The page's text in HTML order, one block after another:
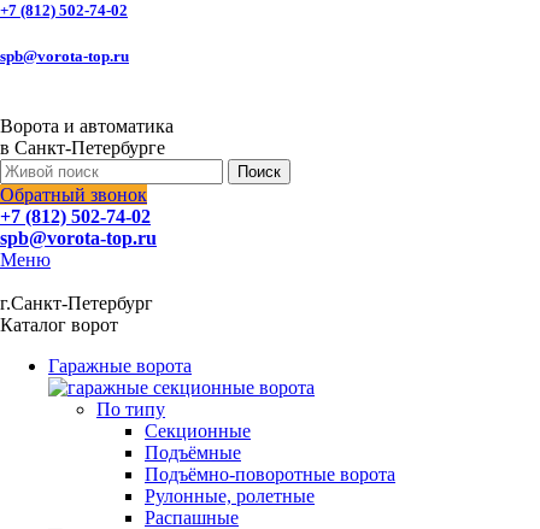
+7 (812) 502-74-02
spb@vorota-top.ru
Ворота и автоматика
в Санкт-Петербурге
Поиск
Обратный звонок
+7 (812) 502-74-02
spb@vorota-top.ru
Меню
г.Санкт-Петербург
Каталог ворот
Гаражные ворота
По типу
Секционные
Подъёмные
Подъёмно-поворотные ворота
Рулонные, ролетные
Распашные